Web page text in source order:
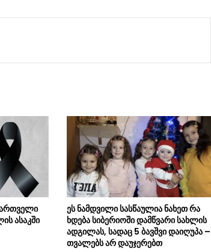
ასაკში
ეს ნამდვილი სასწაულია ნახეთ რა
ხდება სიბერიოში დამწვარი სახლის
ადგილას, სადაც 5 ბავშვი დაიღუპა –
თვალებს არ დაუჯერებთ